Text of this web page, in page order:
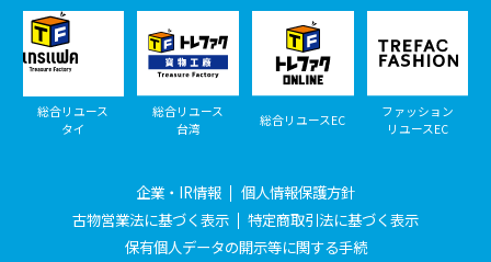
総合リユース
タイ
総合リユース
台湾
総合リユースEC
ファッション
リユースEC
企業・IR情報
個人情報保護方針
古物営業法に基づく表示
特定商取引法に基づく表示
保有個人データの開示等に関する手続